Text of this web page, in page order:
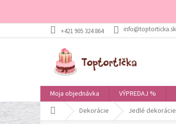
na
+421 905 324 864
Moja objednávka VÝPREDAJ %
DomovDekorácie Jedlé dekorácie